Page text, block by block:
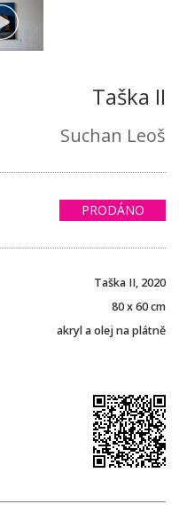
Taška II
Suchan Leoš
PRODÁNO
Taška II, 2020
80 x 60 cm
akryl a olej na plátně